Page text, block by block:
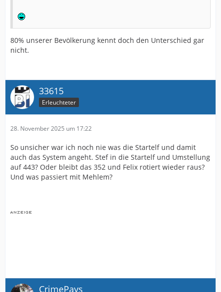
80% unserer Bevölkerung kennt doch den Unterschied gar
nicht.
33615
Erleuchteter
28. November 2025 um 17:22
So unsicher war ich noch nie was die Startelf und damit
auch das System angeht. Stef in die Startelf und Umstellung
auf 443? Oder bleibt das 352 und Felix rotiert wieder raus?
Und was passiert mit Mehlem?
CrimePays